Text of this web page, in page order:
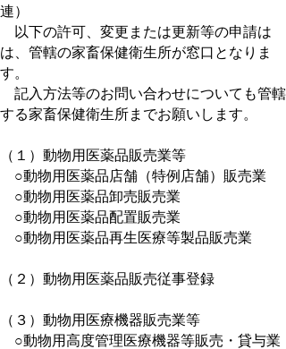
連）
以下の許可、変更または更新等の申請は
は、管轄の家畜保健衛生所が窓口となりま
す。
記入方法等のお問い合わせについても管轄
する家畜保健衛生所までお願いします。
（１）動物用医薬品販売業等
○動物用医薬品店舗（特例店舗）販売業
○動物用医薬品卸売販売業
○動物用医薬品配置販売業
○動物用医薬品再生医療等製品販売業
（２）動物用医薬品販売従事登録
（３）動物用医療機器販売業等
○動物用高度管理医療機器等販売・貸与業